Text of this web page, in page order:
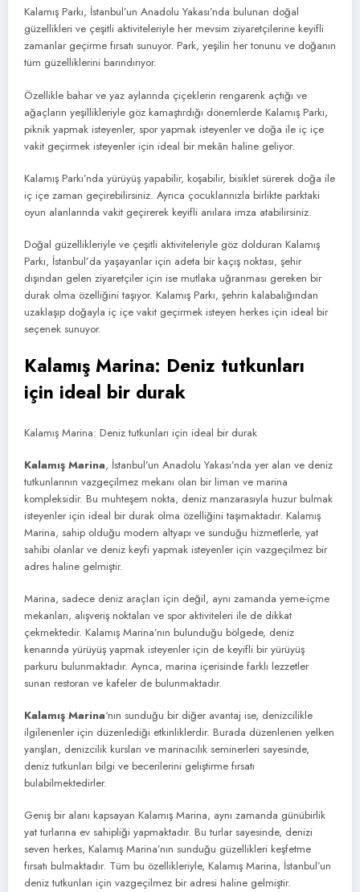
Kalamış Parkı, İstanbul’un Anadolu Yakası’nda bulunan doğal
güzellikleri ve çeşitli aktiviteleriyle her mevsim ziyaretçilerine keyifli
zamanlar geçirme fırsatı sunuyor. Park, yeşilin her tonunu ve doğanın
tüm güzelliklerini barındırıyor.
Özellikle bahar ve yaz aylarında çiçeklerin rengarenk açtığı ve
ağaçların yeşillikleriyle göz kamaştırdığı dönemlerde Kalamış Parkı,
piknik yapmak isteyenler, spor yapmak isteyenler ve doğa ile iç içe
vakit geçirmek isteyenler için ideal bir mekân haline geliyor.
Kalamış Parkı’nda yürüyüş yapabilir, koşabilir, bisiklet sürerek doğa ile
iç içe zaman geçirebilirsiniz. Ayrıca çocuklarınızla birlikte parktaki
oyun alanlarında vakit geçirerek keyifli anılara imza atabilirsiniz.
Doğal güzellikleriyle ve çeşitli aktiviteleriyle göz dolduran Kalamış
Parkı, İstanbul’da yaşayanlar için adeta bir kaçış noktası, şehir
dışından gelen ziyaretçiler için ise mutlaka uğranması gereken bir
durak olma özelliğini taşıyor. Kalamış Parkı, şehrin kalabalığından
uzaklaşıp doğayla iç içe vakit geçirmek isteyen herkes için ideal bir
seçenek sunuyor.
Kalamış Marina: Deniz tutkunları
için ideal bir durak
Kalamış Marina: Deniz tutkunları için ideal bir durak
Kalamış Marina, İstanbul’un Anadolu Yakası’nda yer alan ve deniz
tutkunlarının vazgeçilmez mekanı olan bir liman ve marina
kompleksidir. Bu muhteşem nokta, deniz manzarasıyla huzur bulmak
isteyenler için ideal bir durak olma özelliğini taşımaktadır. Kalamış
Marina, sahip olduğu modern altyapı ve sunduğu hizmetlerle, yat
sahibi olanlar ve deniz keyfi yapmak isteyenler için vazgeçilmez bir
adres haline gelmiştir.
Marina, sadece deniz araçları için değil, aynı zamanda yeme-içme
mekanları, alışveriş noktaları ve spor aktiviteleri ile de dikkat
çekmektedir. Kalamış Marina’nın bulunduğu bölgede, deniz
kenarında yürüyüş yapmak isteyenler için de keyifli bir yürüyüş
parkuru bulunmaktadır. Ayrıca, marina içerisinde farklı lezzetler
sunan restoran ve kafeler de bulunmaktadır.
Kalamış Marina‘nın sunduğu bir diğer avantaj ise, denizcilikle
ilgilenenler için düzenlediği etkinliklerdir. Burada düzenlenen yelken
yarışları, denizcilik kursları ve marinacılık seminerleri sayesinde,
deniz tutkunları bilgi ve becerilerini geliştirme fırsatı
bulabilmektedirler.
Geniş bir alanı kapsayan Kalamış Marina, aynı zamanda günübirlik
yat turlarına ev sahipliği yapmaktadır. Bu turlar sayesinde, denizi
seven herkes, Kalamış Marina’nın sunduğu güzellikleri keşfetme
fırsatı bulmaktadır. Tüm bu özellikleriyle, Kalamış Marina, İstanbul’un
deniz tutkunları için vazgeçilmez bir adresi haline gelmiştir.